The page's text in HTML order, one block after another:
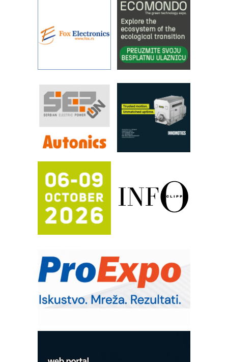
YAMADA pumpe – japanska
pouzdanost u transferu fluida
Filtration Group Industrial – Napredna
rešenja za filtraciju u hidrauličkim i
procesnim sistemima
Art Utopia Studio – vizuelne priče
RILINEX kompanije Rittal
FANUC: Najbolje za vašu pametnu
automatizaciju
Efikasno upravljanje energijom
Automatizacija pakovanja · Display
Proizvodnja iC7 Hybrid 1500 VDC
mrežnog pretvarača sa tečnim
hlađenjem
Potpuna efikasnost bez složenih
sistema
IB BLUMENAUER - više od 40 godina
poverenja u industriji
RMQ-TITAN ADVANCED INDICATOR
– Pametna signalizacija za efikasnije
upravljanje mašinama
EVOKS Maintenance Management